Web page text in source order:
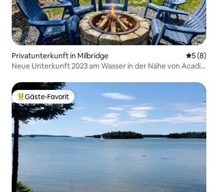
Privatunterkunft in Milbridge
5 (8)
Neue Unterkunft 2023 am Wasser in der Nähe von Acadia
Beliebter Gäste-Favorit.
Gäste-Favorit